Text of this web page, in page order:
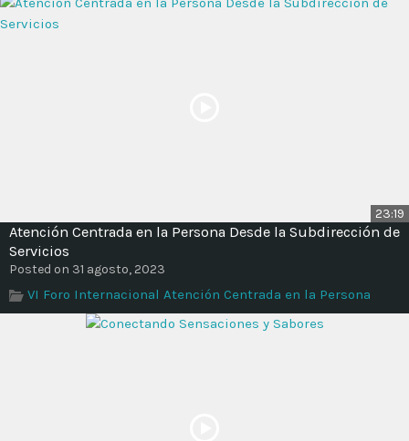
23:19
Atención Centrada en la Persona Desde la Subdirección de
Servicios
Posted on 31 agosto, 2023
VI Foro Internacional Atención Centrada en la Persona